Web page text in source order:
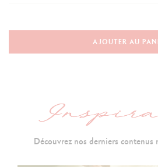
Porte-Mine
Longueur : 131 mm x
Guillochage à la
Bouton-poussoir et clip
AJOUTER AU
Découvrez nos derniers contenus